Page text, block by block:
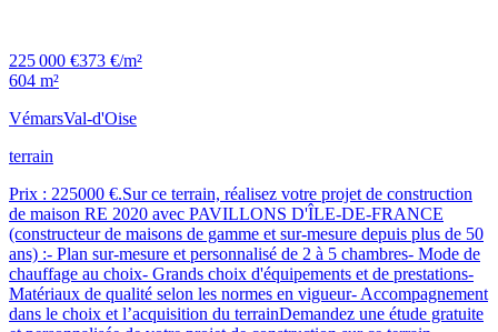
225 000 €373 €/m²
604 m²
VémarsVal-d'Oise
terrain
Prix : 225000 €.Sur ce terrain, réalisez votre projet de construction
de maison RE 2020 avec PAVILLONS D'ÎLE-DE-FRANCE
(constructeur de maisons de gamme et sur-mesure depuis plus de 50
ans) :- Plan sur-mesure et personnalisé de 2 à 5 chambres- Mode de
chauffage au choix- Grands choix d'équipements et de prestations-
Matériaux de qualité selon les normes en vigueur- Accompagnement
dans le choix et l’acquisition du terrainDemandez une étude gratuite